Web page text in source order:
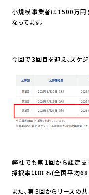
小規模事業者は1500万円
なってます。
今回で３回目を迎え、スケ
弊社でも第１回から認定支
採択率は88％(全国平均68
また、第３回からリースの